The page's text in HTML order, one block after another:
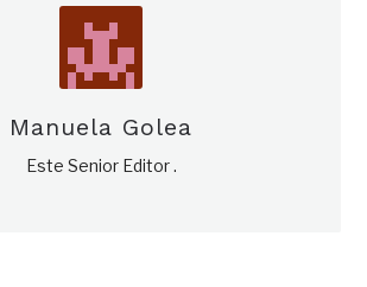
Manuela Golea
Este Senior Editor .